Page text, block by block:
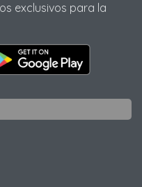
exclusivos para la